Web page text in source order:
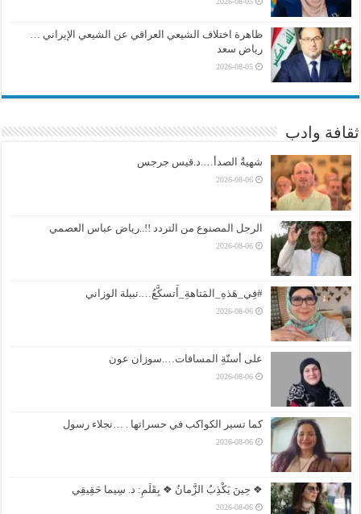
ظاهرة اختلاف الشيعي العراقي عن الشيعي الإيراني …
رياض سعد
2026-08-05
ثقافة وادب
شهيةُ الصدأ….د.قيس جرجس
2026-08-06
الرجل المصنوع من التردد !!..رياض عباس العصمي
2026-08-06
#فِي_هَذهِ_المَتاهةِ_أَتسكَّعُ….نبيلة الوزاني
2026-08-06
على أسنّةِ المسافات….سوزان عون
2026-08-06
كما تسير الكواكب في حسراتها . …نجلاء رسول
2026-08-06
❖ حِينَ يَكْذِبُ الزَّمانُ ❖ بِقَلَمِ: د. سِيما حَقِيقِي
2026-08-06